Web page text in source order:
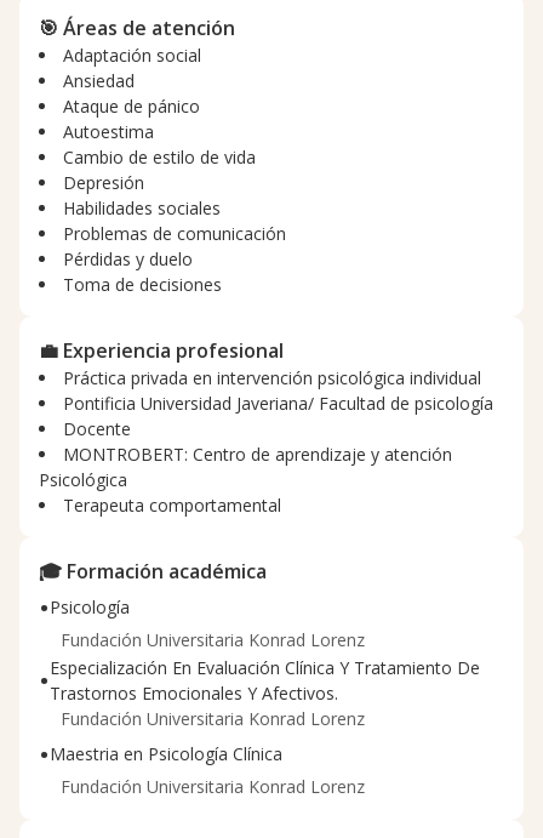
Compromiso (ACT). Acompaño procesos relacionados con
ansiedad, depresión, dificultades en la regulación
emocional, crisis vitales y problemas de conducta. Mi
trabajo se centra en comprender a profundidad cada caso
a través de una formulación clínica clara, para diseñar
estrategias prácticas que permitan generar cambios
sostenibles. En terapia busco crear un espacio seguro y
colaborativo, donde podamos fortalecer habilidades
psicológicas, desarrollar mayor flexibilidad emocional y
avanzar hacia una vida coherente con los valores
personales de cada consultante. Creo en una psicoterapia
estructurada, ética y humana, orientada a resultados
🎯 Áreas de atención
Adaptación social
Ansiedad
Ataque de pánico
Autoestima
Cambio de estilo de vida
Depresión
Habilidades sociales
Problemas de comunicación
Pérdidas y duelo
Toma de decisiones
💼 Experiencia profesional
Práctica privada en intervención psicológica individual
Pontificia Universidad Javeriana/ Facultad de psicología
Docente
MONTROBERT: Centro de aprendizaje y atención
Psicológica
Terapeuta comportamental
🎓 Formación académica
•Psicología
Fundación Universitaria Konrad Lorenz
•Especialización En Evaluación Clínica Y Tratamiento De
Trastornos Emocionales Y Afectivos.
Fundación Universitaria Konrad Lorenz
•Maestria en Psicología Clínica
Fundación Universitaria Konrad Lorenz